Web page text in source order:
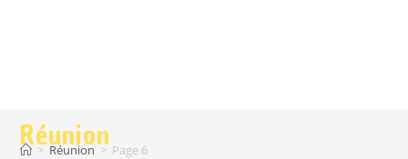
Réunion
> Réunion > Page 6